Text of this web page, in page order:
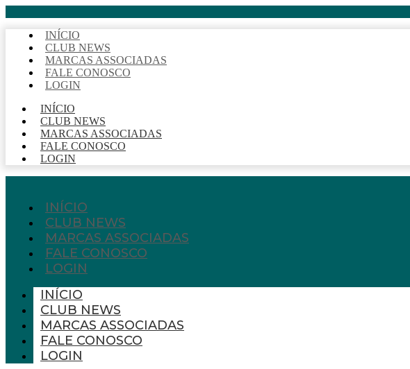
INÍCIO
CLUB NEWS
MARCAS ASSOCIADAS
FALE CONOSCO
LOGIN
INÍCIO
CLUB NEWS
MARCAS ASSOCIADAS
FALE CONOSCO
LOGIN
INÍCIO
CLUB NEWS
MARCAS ASSOCIADAS
FALE CONOSCO
LOGIN
INÍCIO
CLUB NEWS
MARCAS ASSOCIADAS
FALE CONOSCO
LOGIN